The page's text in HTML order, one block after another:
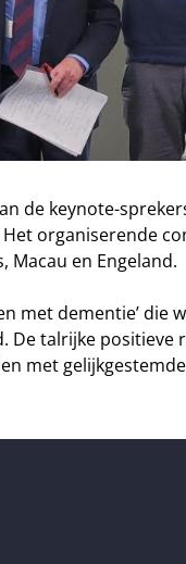
de keynote-
organiserende
Macau en Engeland.
met dementie’ die
talrijke positieve
met